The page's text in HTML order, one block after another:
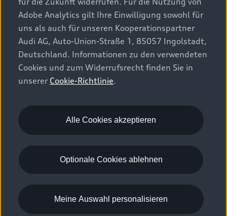
Sofort verfügbare Neuwagen
Gebrauchtwagen
Audi Gebrauchtwagen :plus
Geschäftskunden
Audi exclusive
Audi Services
Audi digital services
myAudi
Garantie & Unterstützung
Batterie und Sicherheit
Kontakt
Audi Partner finden
Probefahrt anfragen
Audi Welt
Audi quattro Cup
Die Marke Karriere WLTP
Energieeffizienz
Rechtliches
Cookie-Einstellungen
EU Data Act
Please select country
Adobe Analytics gilt Ihre Einwilligung sowohl für
uns als auch für unseren Kooperationspartner
Audi AG, Auto-Union-Straße 1, 85057 Ingolstadt,
Deutschland. Informationen zu den verwendeten
Cookies und zum Widerrufsrecht finden Sie in
unserer Cookie-Richtlinie.
Alle Cookies akzeptieren
Optionale Cookies ablehnen
Meine Auswahl personalisieren